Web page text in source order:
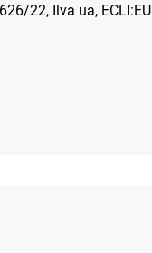
22, Ilva ua,